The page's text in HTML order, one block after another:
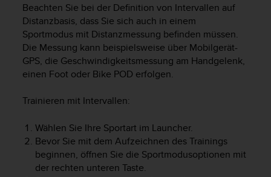
Beachten Sie bei der Definition von Intervallen auf
Distanzbasis, dass Sie sich auch in einem
Sportmodus mit Distanzmessung befinden müssen.
Die Messung kann beispielsweise über Mobilgerät-
GPS, die Geschwindigkeitsmessung am Handgelenk,
einen Foot oder Bike POD erfolgen.
Trainieren mit Intervallen:
Wählen Sie Ihre Sportart im Launcher.
Bevor Sie mit dem Aufzeichnen des Trainings
beginnen, öffnen Sie die Sportmodusoptionen mit
der rechten unteren Taste.